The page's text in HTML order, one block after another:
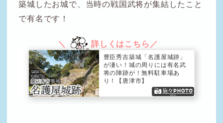
築城したお城で、当時の戦国武将が集結したこと
で有名です！
豊臣秀吉築城「名護屋城跡」
が凄い！城の周りには有名武
将の陣跡が！無料駐車場あ
り！【唐津市】